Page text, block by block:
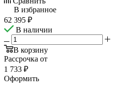
В избранное
62 395 ₽
В наличии
В корзину
Рассрочка от
1 733 ₽
Оформить